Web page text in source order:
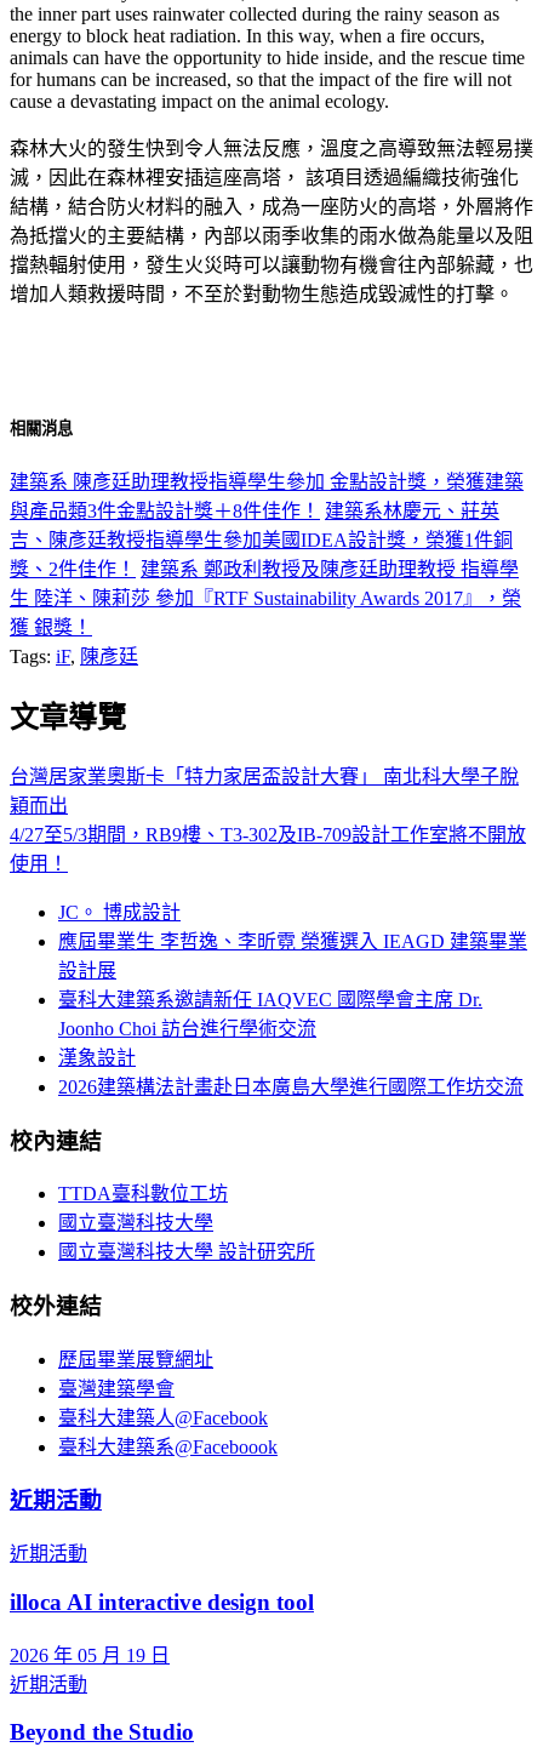
the inner part uses rainwater collected during the rainy season as
energy to block heat radiation. In this way, when a fire occurs,
animals can have the opportunity to hide inside, and the rescue time
for humans can be increased, so that the impact of the fire will not
cause a devastating impact on the animal ecology.
森林大火的發生快到令人無法反應，溫度之高導致無法輕易撲
滅，因此在森林裡安插這座高塔， 該項目透過編織技術強化
結構，結合防火材料的融入，成為一座防火的高塔，外層將作
為抵擋火的主要結構，內部以雨季收集的雨水做為能量以及阻
擋熱輻射使用，發生火災時可以讓動物有機會往內部躲藏，也
增加人類救援時間，不至於對動物生態造成毀滅性的打擊。
相關消息
建築系 陳彥廷助理教授指導學生參加 金點設計獎，榮獲建築
與產品類3件金點設計獎＋8件佳作！
建築系林慶元、莊英
吉、陳彥廷教授指導學生參加美國IDEA設計獎，榮獲1件銅
獎、2件佳作！
建築系 鄭政利教授及陳彥廷助理教授 指導學
生 陸洋、陳莉莎 參加『RTF Sustainability Awards 2017』，榮
獲 銀獎！
Tags: iF, 陳彥廷
文章導覽
台灣居家業奧斯卡「特力家居盃設計大賽」 南北科大學子脫
穎而出
4/27至5/3期間，RB9樓、T3-302及IB-709設計工作室將不開放
使用！
JC。 博成設計
應屆畢業生 李哲逸、李昕霓 榮獲選入 IEAGD 建築畢業
設計展
臺科大建築系邀請新任 IAQVEC 國際學會主席 Dr.
Joonho Choi 訪台進行學術交流
漢象設計
2026建築構法計畫赴日本廣島大學進行國際工作坊交流
校內連結
TTDA臺科數位工坊
國立臺灣科技大學
國立臺灣科技大學 設計研究所
校外連結
歷屆畢業展覽網址
臺灣建築學會
臺科大建築人@Facebook
臺科大建築系@Faceboook
近期活動
近期活動
illoca AI interactive design tool
2026 年 05 月 19 日
近期活動
Beyond the Studio